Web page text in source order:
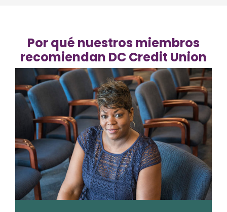
Por qué nuestros miembros
recomiendan DC Credit Union